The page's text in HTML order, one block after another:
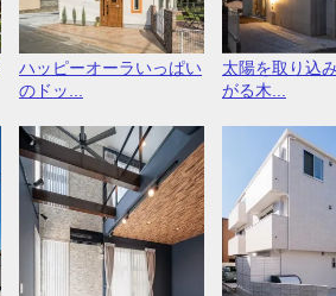
ハッピーオーラいっぱい
のドッ...
太陽を取り込
がる木...